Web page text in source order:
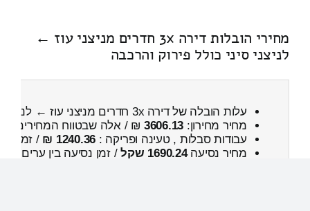
מחירי הובלות דירה 3x חדרים מניצני עוז ←
לניצני סיני כולל פירוק והרכבה
עלות הובלה של דירה 3x חדרים מניצני עוז ← לניצני סיני
מחיר מחירון: 3606.13 ₪ / אלה שבטווח המחירים
עבודות סבלות , טעינה ופריקה : 1240.36 ₪ / זמן :
מחיר נסיעה1690.24 שקל / זמן נסיעה בין ערים